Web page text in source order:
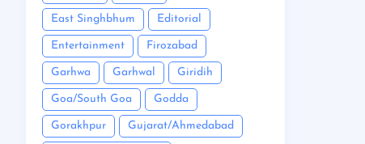
East Singhbhum Editorial
Entertainment Firozabad
Garhwa Garhwal Giridih
Goa/South Goa Godda
Gorakhpur Gujarat/Ahmedabad